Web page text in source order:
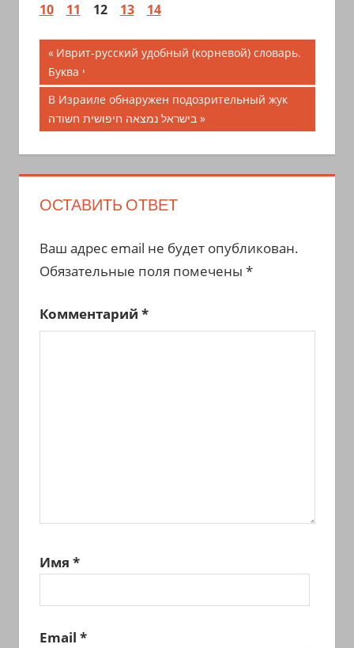
10 11 12 13 14
Навигация
по
записям
Предыдущая
запись;
Иврит-русский удобный (корневой) словарь.
Буква י
Следующая
запись:
В Израиле обнаружен подозрительный жук
בישראל נמצאה חיפושית חשודה
ОСТАВИТЬ ОТВЕТ
Ваш адрес email не будет опубликован.
Обязательные поля помечены *
Комментарий *
Имя *
Email *